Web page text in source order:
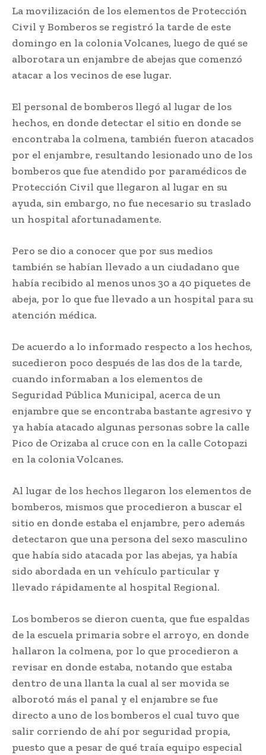
La movilización de los elementos de Protección
Civil y Bomberos se registró la tarde de este
domingo en la colonia Volcanes, luego de qué se
alborotara un enjambre de abejas que comenzó
atacar a los vecinos de ese lugar.
El personal de bomberos llegó al lugar de los
hechos, en donde detectar el sitio en donde se
encontraba la colmena, también fueron atacados
por el enjambre, resultando lesionado uno de los
bomberos que fue atendido por paramédicos de
Protección Civil que llegaron al lugar en su
ayuda, sin embargo, no fue necesario su traslado
un hospital afortunadamente.
Pero se dio a conocer que por sus medios
también se habían llevado a un ciudadano que
había recibido al menos unos 30 a 40 piquetes de
abeja, por lo que fue llevado a un hospital para su
atención médica.
De acuerdo a lo informado respecto a los hechos,
sucedieron poco después de las dos de la tarde,
cuando informaban a los elementos de
Seguridad Pública Municipal, acerca de un
enjambre que se encontraba bastante agresivo y
ya había atacado algunas personas sobre la calle
Pico de Orizaba al cruce con en la calle Cotopazi
en la colonia Volcanes.
Al lugar de los hechos llegaron los elementos de
bomberos, mismos que procedieron a buscar el
sitio en donde estaba el enjambre, pero además
detectaron que una persona del sexo masculino
que había sido atacada por las abejas, ya había
sido abordada en un vehículo particular y
llevado rápidamente al hospital Regional.
Los bomberos se dieron cuenta, que fue espaldas
de la escuela primaria sobre el arroyo, en donde
hallaron la colmena, por lo que procedieron a
revisar en donde estaba, notando que estaba
dentro de una llanta la cual al ser movida se
alborotó más el panal y el enjambre se fue
directo a uno de los bomberos el cual tuvo que
salir corriendo de ahí por seguridad propia,
puesto que a pesar de qué traía equipo especial